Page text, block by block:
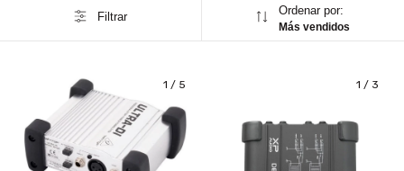
Filtrar Ordenar por:
Más vendidos
1 / 5 1 / 3